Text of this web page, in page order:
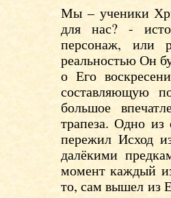
Мы – ученики
для нас? -
персонаж, или
реальностью Он
о Его
составляющую
большое
трапеза. Одно
пережил Исход
далёкими
момент каждый
то, сам вышел из